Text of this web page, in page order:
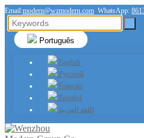
Email:modern@wzmodern.com WhatsApp:
Português
English
Русский
Français
Español
اللغة العربية